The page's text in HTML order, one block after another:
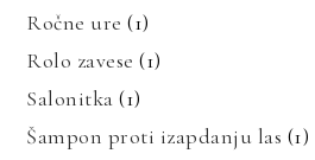
Ročne ure (1)
Rolo zavese (1)
Salonitka (1)
Šampon proti izapdanju las (1)